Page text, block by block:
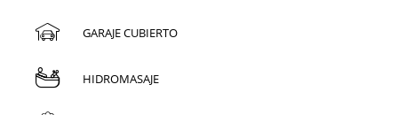
GARAJE CUBIERTO
HIDROMASAJE